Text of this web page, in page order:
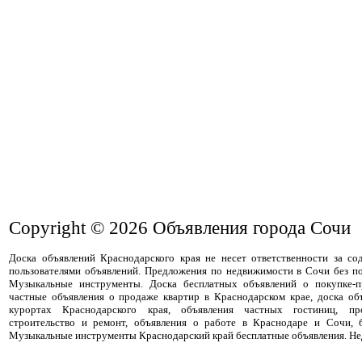
Copyright © 2026 Объявления города Сочи
Доска объявлений Краснодарского края не несет ответственности за
пользователями объявлений. Предложения по недвижимости в Сочи без
Музыкальные инструменты. Доска бесплатных объявлений о покупке-
частные объявления о продаже квартир в Краснодарском крае, доска
курортах Краснодарского края, объявления частных гостиниц,
строительство и ремонт, объявления о работе в Краснодаре и Сочи,
Музыкальные инструменты Краснодарский край бесплатные объявления.